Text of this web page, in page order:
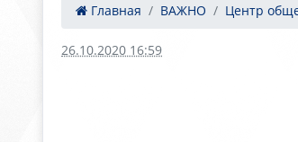
Главная ВАЖНО Центр
26.10.2020 16:59